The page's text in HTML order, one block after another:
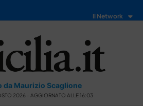
Il Network
da Maurizio Scaglione
2026 - AGGIORNATO ALLE 16:03